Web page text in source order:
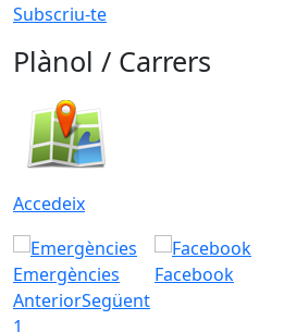
Subscriu-te
Plànol / Carrers
Accedeix
Emergències Facebook
AnteriorSegüent
1